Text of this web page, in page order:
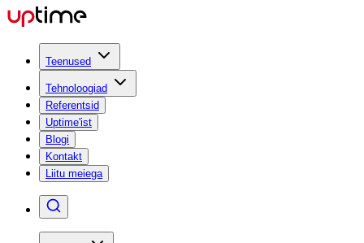
Teenused
Tehnoloogiad
Referentsid
Uptime'ist
Blogi
Kontakt
Liitu meiega